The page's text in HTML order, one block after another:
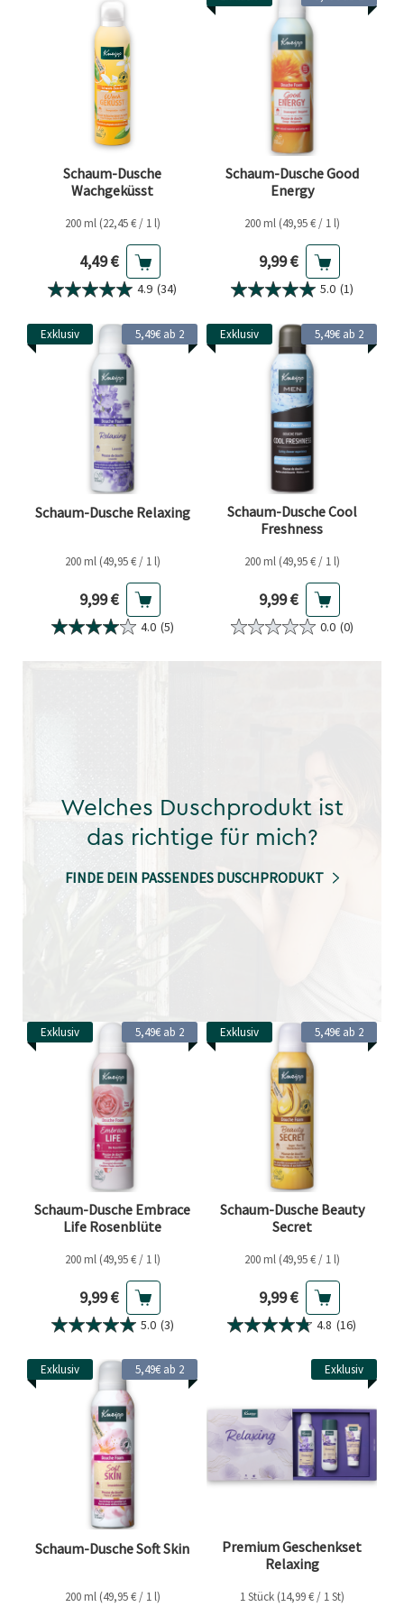
Schaum-Dusche
Wachgeküsst
200 ml (22,45 € / 1 l)
Aktueller Preis
4,49 €
4.9 (34)
Schaum-Dusche Good
Energy
200 ml (49,95 € / 1 l)
Aktueller Preis
9,99 €
5.0 (1)
5,49€ ab 2
Exklusiv
Schaum-Dusche Relaxing
200 ml (49,95 € / 1 l)
Aktueller Preis
9,99 €
4.0 (5)
5,49€ ab 2
Exklusiv
Schaum-Dusche Cool
Freshness
200 ml (49,95 € / 1 l)
Aktueller Preis
9,99 €
0.0 (0)
Welches Duschprodukt ist
das richtige für mich?
FINDE DEIN PASSENDES DUSCHPRODUKT
5,49€ ab 2
Exklusiv
Schaum-Dusche Embrace
Life Rosenblüte
200 ml (49,95 € / 1 l)
Aktueller Preis
9,99 €
5.0 (3)
5,49€ ab 2
Exklusiv
Schaum-Dusche Beauty
Secret
200 ml (49,95 € / 1 l)
Aktueller Preis
9,99 €
4.8 (16)
5,49€ ab 2
Exklusiv
Schaum-Dusche Soft Skin
200 ml (49,95 € / 1 l)
Exklusiv
Premium Geschenkset
Relaxing
1 Stück (14,99 € / 1 St)